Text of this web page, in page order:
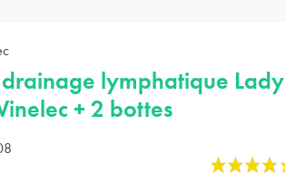
de
lymphatique Lady
+ 2 bottes